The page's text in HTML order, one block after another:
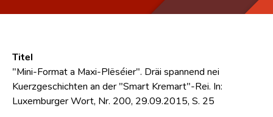
CNL
Kontakt
Titel
"Mini-Format a Maxi-Plëséier". Dräi spannend nei
Kuerzgeschichten an der "Smart Kremart"-Rei. In:
Luxemburger Wort, Nr. 200, 29.09.2015, S. 25